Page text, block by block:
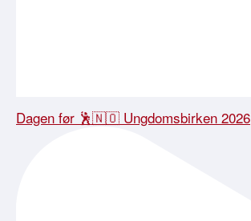
Dagen før 🕺🇳🇴 Ungdomsbirken 2026